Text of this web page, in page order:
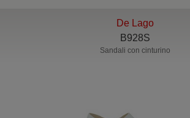
De Lago
B928S
Sandali con cinturino